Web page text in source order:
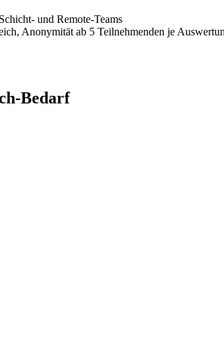
und Remote-Teams
Anonymität ab 5 Teilnehmenden je
Bedarf